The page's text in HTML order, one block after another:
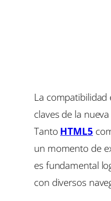
La compatibilidad
claves de la
Tanto HTML5
un momento de
es fundamental
con diversos